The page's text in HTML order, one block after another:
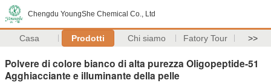
Chengdu YoungShe Chemical Co., Ltd
Casa Prodotti Chi siamo Fatory Tour >>
Polvere di colore bianco di alta purezza Oligopeptide-51
Agghiacciante e illuminante della pelle